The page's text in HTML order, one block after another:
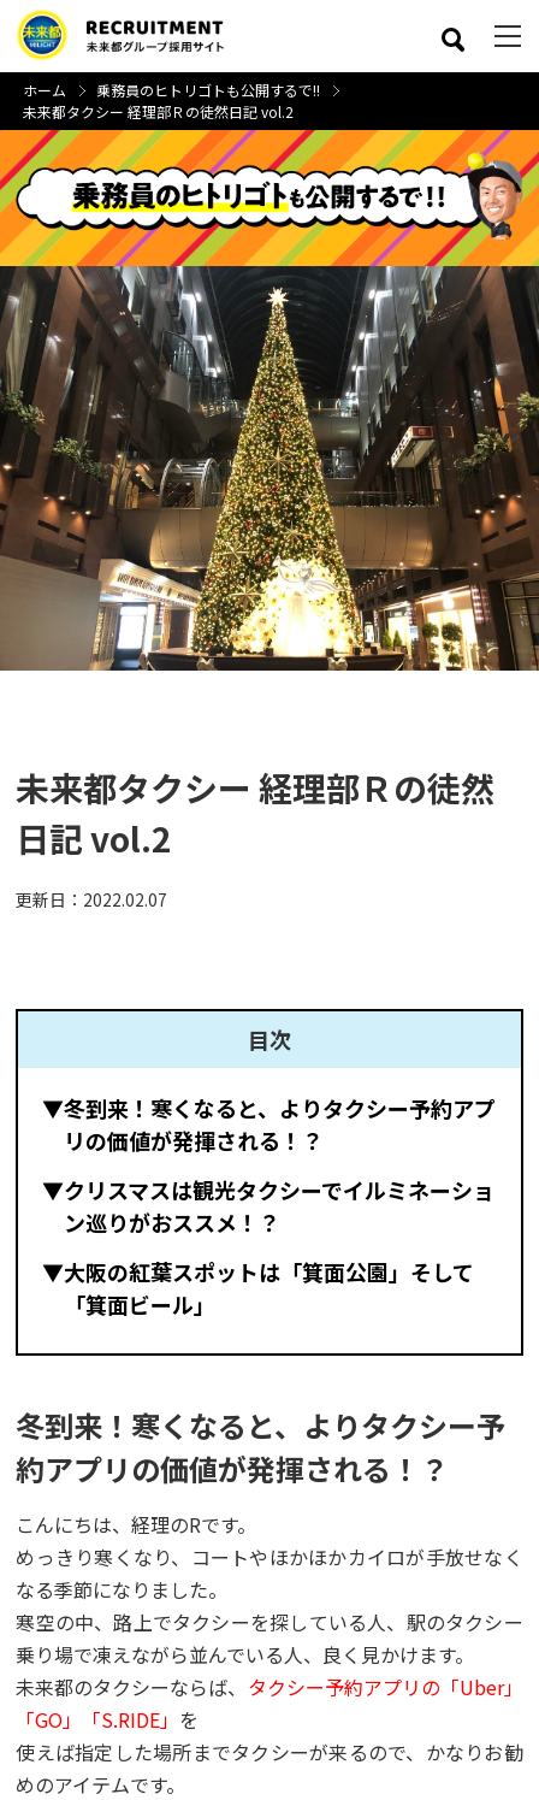
close
ホーム
乗務員のヒトリゴトも公開するで!!
未来都タクシー 経理部Ｒの徒然日記 vol.2
未来都タクシー 経理部Ｒの徒然
日記 vol.2
更新日： 2022.02.07
目次
▼冬到来！寒くなると、よりタクシー予約アプ
リの価値が発揮される！？
▼クリスマスは観光タクシーでイルミネーショ
ン巡りがおススメ！？
▼大阪の紅葉スポットは「箕面公園」そして
「箕面ビール」
冬到来！寒くなると、よりタクシー予
約アプリの価値が発揮される！？
こんにちは、経理のRです。
めっきり寒くなり、コートやほかほかカイロが手放せなく
なる季節になりました。
寒空の中、路上でタクシーを探している人、駅のタクシー
乗り場で凍えながら並んでいる人、良く見かけます。
未来都のタクシーならば、 タクシー予約アプリの「Uber」
「GO」「S.RIDE」 を
使えば指定した場所までタクシーが来るので、かなりお勧
めのアイテムです。